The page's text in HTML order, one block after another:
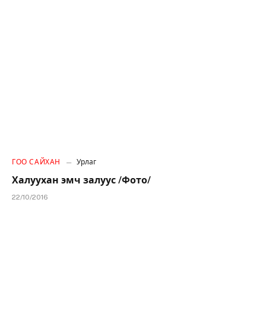
ГОО САЙХАН Урлаг
Халуухан эмч залуус /Фото/
22/10/2016